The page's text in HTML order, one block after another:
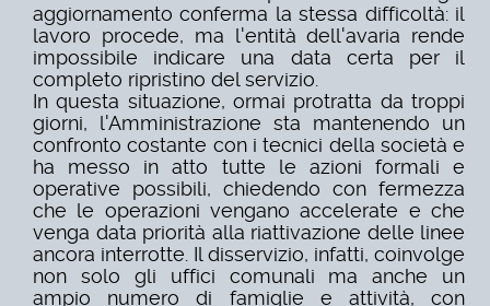
aggiornamento conferma la stessa difficoltà: il
lavoro procede, ma l'entità dell'avaria rende
impossibile indicare una data certa per il
completo ripristino del servizio.
In questa situazione, ormai protratta da troppi
giorni, l'Amministrazione sta mantenendo un
confronto costante con i tecnici della società e
ha messo in atto tutte le azioni formali e
operative possibili, chiedendo con fermezza
che le operazioni vengano accelerate e che
venga data priorità alla riattivazione delle linee
ancora interrotte. Il disservizio, infatti, coinvolge
non solo gli uffici comunali ma anche un
ampio numero di famiglie e attività, con